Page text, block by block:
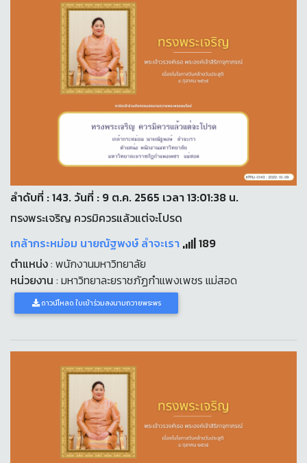
ลำดับที่ : 143. วันที่ : 9 ต.ค. 2565 เวลา 13:01:38 น.
ทรงพระเจริญ ควรมิควรแล้วแต่จะโปรด
เกล้ากระหม่อม นายณัฐพงษ์ ลำจะเรา
189
ตำแหน่ง: พนักงานมหาวิทยาลัย
หน่วยงาน : มหาวิทยาละยราชภัฏกำแพงเพชร แม่สอด
ดาวน์โหลด ใบเข้าร่วมลงนามถวายพระพร